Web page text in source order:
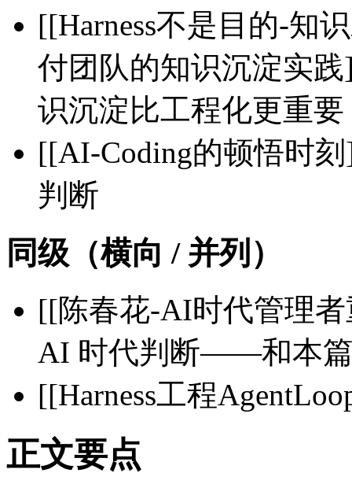
[[Harness不是目的-知
付团队的知识沉淀实
识沉淀比工程化更重要
[[AI-Coding的顿悟时
判断
同级（横向 / 并列）
[[陈春花-AI时代管理
AI 时代判断——和本篇
[[Harness工程
正文要点